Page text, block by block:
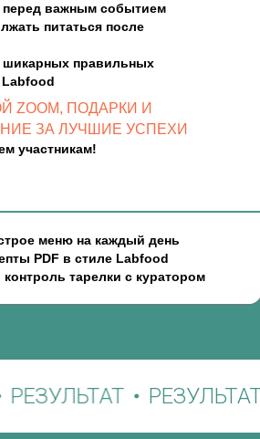
участникам!
перед важным событием
питаться после
правильных
Labfood
ZOOM, ПОДАРКИ И
ЗА ЛУЧШИЕ УСПЕХИ
меню на каждый день
PDF в стиле Labfood
тарелки с куратором
РЕЗУЛЬТАТ